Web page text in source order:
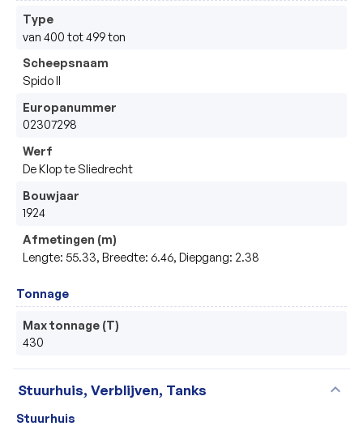
Type
van 400 tot 499 ton
Scheepsnaam
Spido II
Europanummer
02307298
Werf
De Klop te Sliedrecht
Bouwjaar
1924
Afmetingen (m)
Lengte: 55.33, Breedte: 6.46, Diepgang: 2.38
Tonnage
Max tonnage (T)
430
Stuurhuis, Verblijven, Tanks expand_more
Stuurhuis